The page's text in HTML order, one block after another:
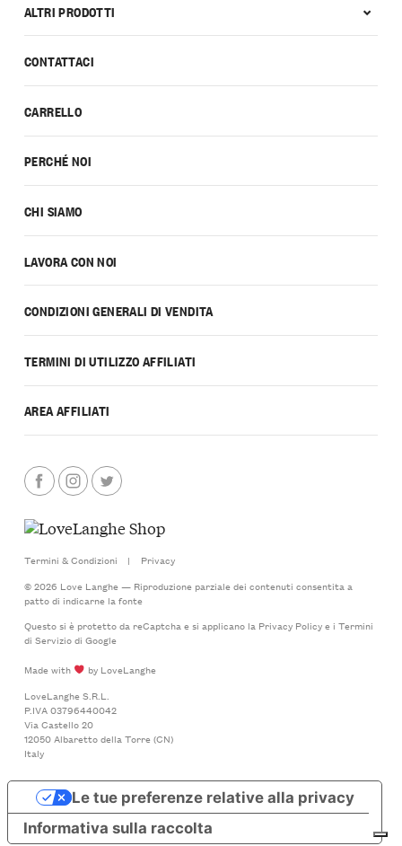
CONTATTACI
CARRELLO
PERCHÉ NOI
CHI SIAMO
LAVORA CON NOI
CONDIZIONI GENERALI DI VENDITA
TERMINI DI UTILIZZO AFFILIATI
AREA AFFILIATI
ALTRI PRODOTTI
Termini & Condizioni |
Privacy
© 2026 Love Langhe — Riproduzione parziale dei contenuti consentita a
patto di indicarne la fonte
Questo si è protetto da reCaptcha e si applicano la Privacy Policye i Termini
di Serviziodi Google
Made with
by LoveLanghe
LoveLanghe S.R.L.
P.IVA 03796440042
Via Castello 20
12050 Albaretto della Torre (CN)
Italy
Informativa sulla raccolta
Le tue preferenze relative alla privacy